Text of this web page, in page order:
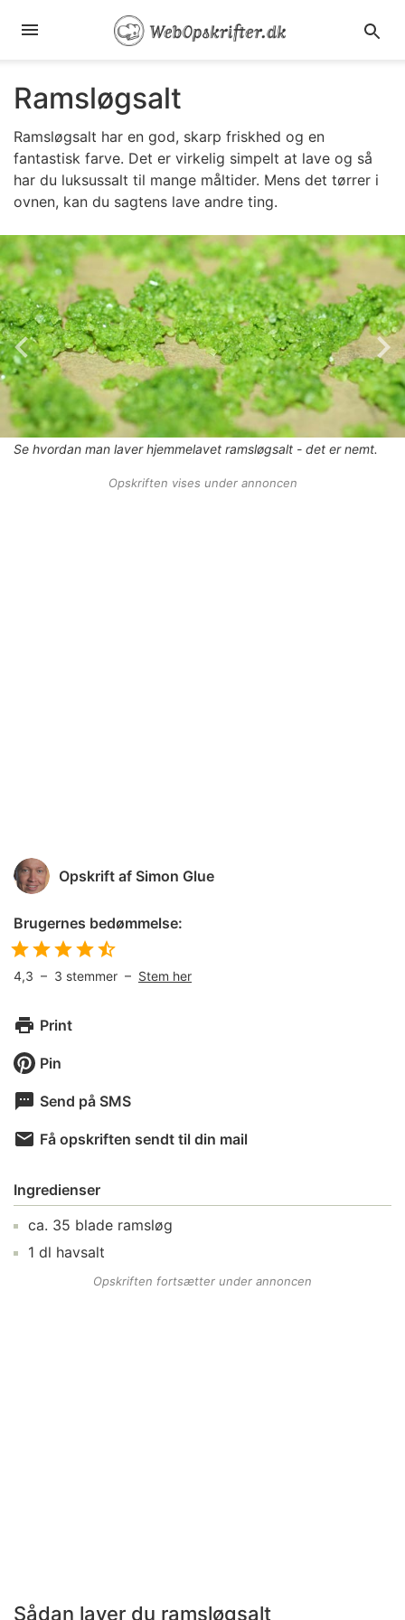
Ramsløgsalt
Ramsløgsalt har en god, skarp friskhed og en
fantastisk farve. Det er virkelig simpelt at lave og så
har du luksussalt til mange måltider. Mens det tørrer i
ovnen, kan du sagtens lave andre ting.
Se hvordan man laver hjemmelavet ramsløgsalt - det er nemt.
Opskriften vises under annoncen
Opskrift af Simon Glue
Brugernes bedømmelse:
4,3 – 3 stemmer – Stem her
Print
Pin
Send på SMS
Få opskriften sendt til din mail
Ingredienser
ca. 35 blade ramsløg
1 dl havsalt
Opskriften fortsætter under annoncen
Sådan laver du ramsløgsalt